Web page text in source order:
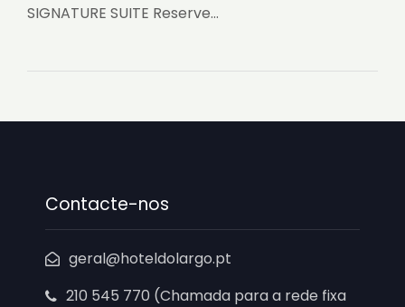
SIGNATURE SUITE Reserve…
Contacte-nos
geral@hoteldolargo.pt
210 545 770 (Chamada para a rede fixa